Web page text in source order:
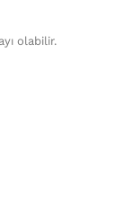
olabilir.